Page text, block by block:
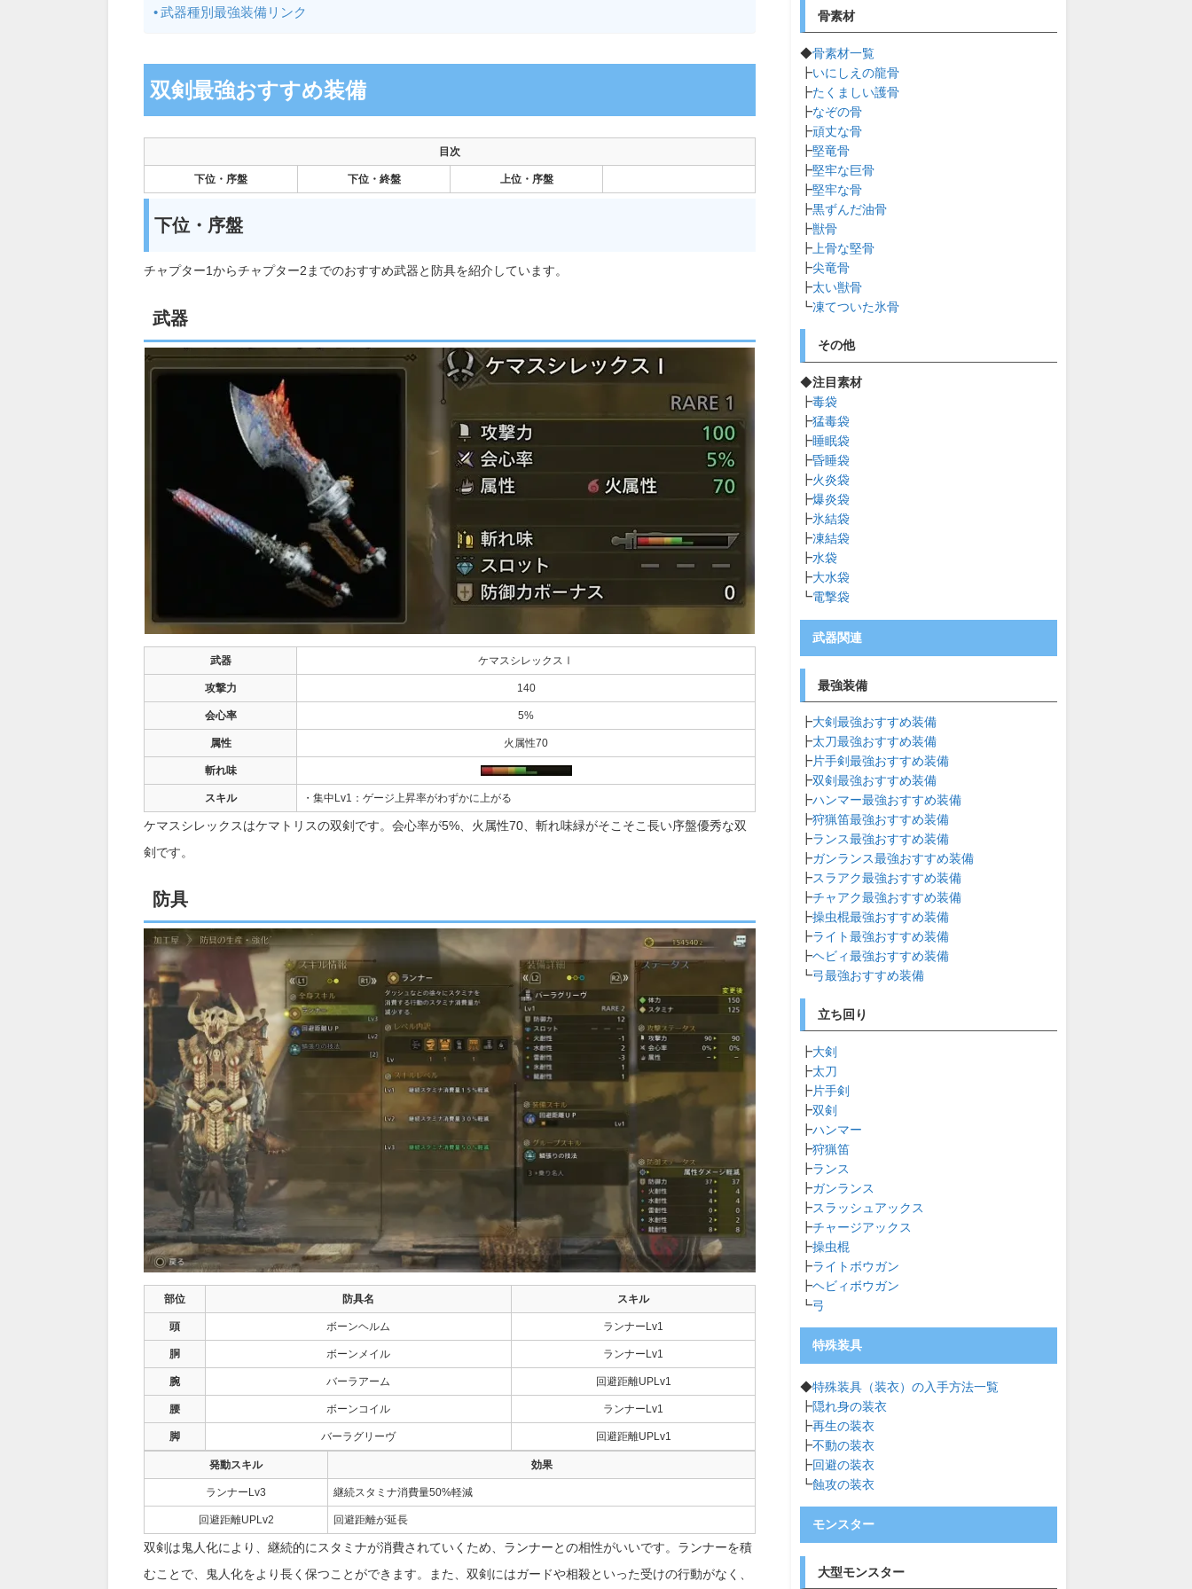
武器種別最強装備リンク
双剣最強おすすめ装備
目次
下位・序盤 下位・終盤 上位・序盤
下位・序盤
チャプター1からチャプター2までのおすすめ武器と防具を紹介しています。
武器
武器 ケマスシレックスⅠ
攻撃力 140
会心率 5%
属性 火属性70
斬れ味
スキル ・集中Lv1：ゲージ上昇率がわずかに上がる
ケマスシレックスはケマトリスの双剣です。会心率が5%、火属性70、斬れ味緑がそこそこ長い序盤優秀な双
剣です。
防具
部位 防具名 スキル
頭 ボーンヘルム ランナーLv1
胴 ボーンメイル ランナーLv1
腕 バーラアーム 回避距離UPLv1
腰 ボーンコイル ランナーLv1
脚 バーラグリーヴ 回避距離UPLv1
発動スキル 効果
ランナーLv3 継続スタミナ消費量50%軽減
回避距離UPLv2 回避距離が延長
双剣は鬼人化により、継続的にスタミナが消費されていくため、ランナーとの相性がいいです。ランナーを積
むことで、鬼人化をより長く保つことができます。また、双剣にはガードや相殺といった受けの行動がなく、
骨素材
◆骨素材一覧
┣いにしえの龍骨
┣たくましい護骨
┣なぞの骨
┣頑丈な骨
┣堅竜骨
┣堅牢な巨骨
┣堅牢な骨
┣黒ずんだ油骨
┣獣骨
┣ 上骨な堅骨
┣尖竜骨
┣太い獣骨
┗凍てついた氷骨
その他
◆注目素材
┣毒袋
┣猛毒袋
┣睡眠袋
┣昏睡袋
┣火炎袋
┣爆炎袋
┣氷結袋
┣凍結袋
┣水袋
┣大水袋
┗電撃袋
武器関連
最強装備
┣大剣最強おすすめ装備
┣太刀最強おすすめ装備
┣片手剣最強おすすめ装備
┣双剣最強おすすめ装備
┣ハンマー最強おすすめ装備
┣狩猟笛最強おすすめ装備
┣ランス最強おすすめ装備
┣ガンランス最強おすすめ装備
┣スラアク最強おすすめ装備
┣チャアク最強おすすめ装備
┣操虫棍最強おすすめ装備
┣ライト最強おすすめ装備
┣ヘビィ最強おすすめ装備
┗弓最強おすすめ装備
立ち回り
┣大剣
┣太刀
┣片手剣
┣双剣
┣ハンマー
┣狩猟笛
┣ランス
┣ガンランス
┣スラッシュアックス
┣チャージアックス
┣操虫棍
┣ライトボウガン
┣ヘビィボウガン
┗弓
特殊装具
◆特殊装具（装衣）の入手方法一覧
┣隠れ身の装衣
┣再生の装衣
┣不動の装衣
┣回避の装衣
┗蝕攻の装衣
モンスター
大型モンスター